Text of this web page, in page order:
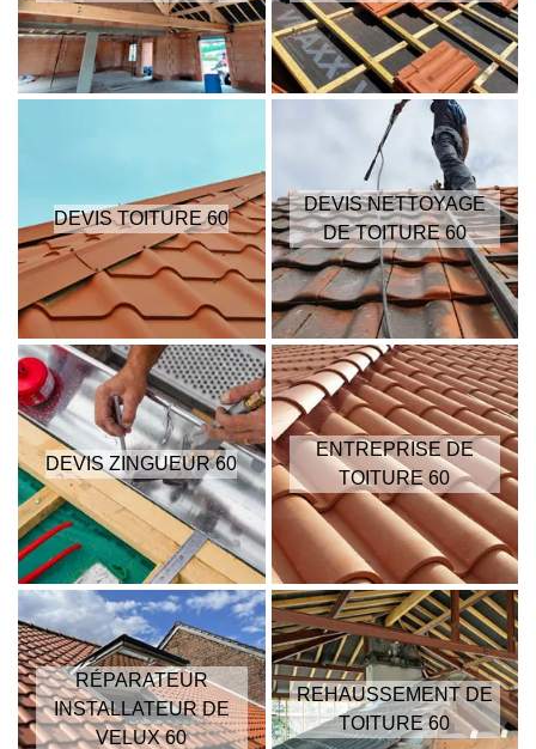
DEVIS TOITURE 60
DEVIS NETTOYAGE
DE TOITURE 60
DEVIS ZINGUEUR 60
ENTREPRISE DE
TOITURE 60
RÉPARATEUR
INSTALLATEUR DE
VELUX 60
REHAUSSEMENT DE
TOITURE 60